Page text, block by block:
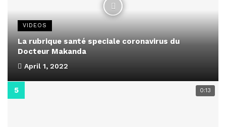
VIDEOS
La rubrique santé speciale coronavirus du
Docteur Makanda
April 1, 2022
0:13